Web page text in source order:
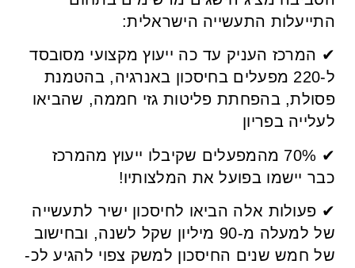
התייעלות התעשייה הישראלית:
✔ המרכז העניק עד כה ייעוץ מקצועי מסובסד
ל-220 מפעלים בחיסכון באנרגיה, בהטמנת
פסולת, בהפחתת פליטות גזי חממה, שהביאו
לעלייה בפריון
✔ 70% מהמפעלים שקיבלו ייעוץ מהמרכז
כבר יישמו בפועל את המלצותיו!
✔ פעולות אלה הביאו לחיסכון ישיר לתעשייה
של למעלה מ-90 מיליון שקל לשנה, ובחישוב
של חמש שנים החיסכון למשק צפוי להגיע לכ-